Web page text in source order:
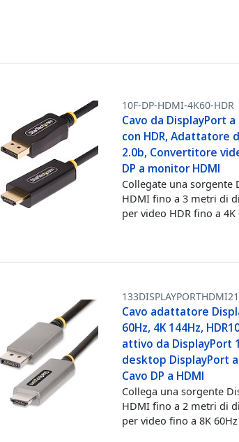
10F-DP-HDMI-4K60-HDR
Cavo da DisplayPort a
con HDR, Adattatore
2.0b, Convertitore
DP a monitor HDMI
Collegate una sorgente
HDMI fino a 3 metri di
per video HDR fino a 4K
133DISPLAYPORTHDMI21
Cavo adattatore
60Hz, 4K 144Hz,
attivo da DisplayPort
desktop DisplayPort
Cavo DP a HDMI
Collega una sorgente
HDMI fino a 2 metri di
per video fino a 8K